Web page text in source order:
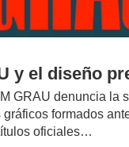
y el diseño
GRAU denuncia la
formados
oficiales…